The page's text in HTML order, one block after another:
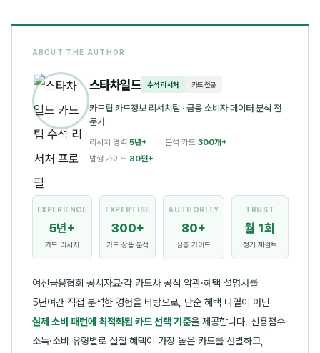
ABOUT THE AUTHOR
스타차일드 수석 리서처 카드 전문
카드팁 카드정보 리서치팀 · 금융 소비자 데이터 분석 전
문가
리서치 경력 5년+ 분석 카드 300개+
발행 가이드 80편+
EXPERIENCE
5년+
카드 리서치
EXPERTISE
300+
카드 상품 분석
AUTHORITY
80+
심층 가이드
TRUST
월 1회
정기 재검토
여신금융협회 공시자료·각 카드사 공식 약관·혜택 설명서를
5년여간 직접 분석한 경험을 바탕으로, 단순 혜택 나열이 아닌
실제 소비 패턴에 최적화된 카드 선택 기준을 제공합니다. 신용점수·
소득·소비 유형별로 실질 혜택이 가장 높은 카드를 선별하고,